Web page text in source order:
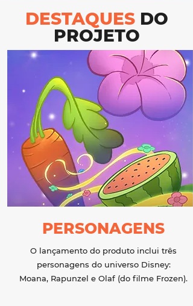
DESTAQUESDO
PROJETO
PERSONAGENS
O lançamento do produto inclui três
personagens do universo Disney:
Moana, Rapunzel e Olaf (do filme Frozen).